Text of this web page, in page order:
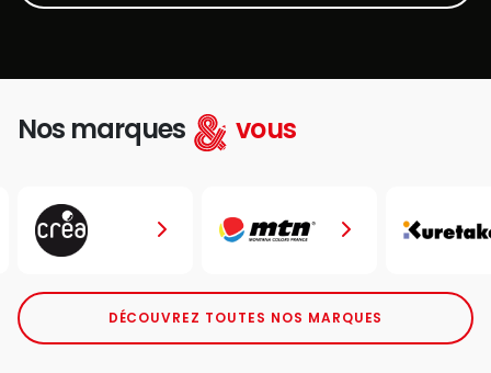
Nos marques vous
DÉCOUVREZ TOUTES NOS MARQUES